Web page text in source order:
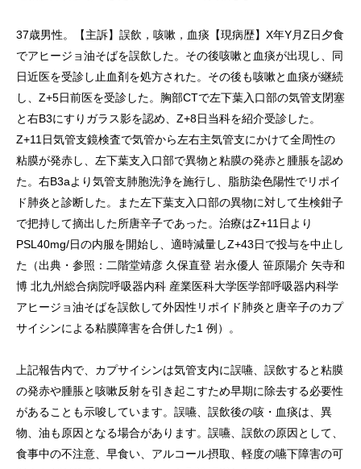
37歳男性。【主訴】誤飲，咳嗽，血痰【現病歴】X年Y月Z日夕食
でアヒージョ油そばを誤飲した。その後咳嗽と血痰が出現し、同
日近医を受診し止血剤を処方された。その後も咳嗽と血痰が継続
し、Z+5日前医を受診した。胸部CTで左下葉入口部の気管支閉塞
と右B3にすりガラス影を認め、Z+8日当科を紹介受診した。
Z+11日気管支鏡検査で気管から左右主気管支にかけて全周性の
粘膜が発赤し、左下葉支入口部で異物と粘膜の発赤と腫脹を認め
た。右B3aより気管支肺胞洗浄を施行し、脂肪染色陽性でリポイ
ド肺炎と診断した。また左下葉支入口部の異物に対して生検鉗子
で把持して摘出した所唐辛子であった。治療はZ+11日より
PSL40mg/日の内服を開始し、適時減量しZ+43日で投与を中止し
た（出典・参照：二階堂靖彦 久保直登 岩永優人 笹原陽介 矢寺和
博 北九州総合病院呼吸器内科 産業医科大学医学部呼吸器内科学
アヒージョ油そばを誤飲して外因性リポイド肺炎と唐辛子のカプ
サイシンによる粘膜障害を合併した1 例）。
上記報告内で、カプサイシンは気管支内に誤嚥、誤飲すると粘膜
の発赤や腫脹と咳嗽反射を引き起こすため早期に除去する必要性
があることも示唆しています。誤嚥、誤飲後の咳・血痰は、異
物、油も原因となる場合があります。誤嚥、誤飲の原因として、
食事中の不注意、早食い、アルコール摂取、軽度の嚥下障害の可